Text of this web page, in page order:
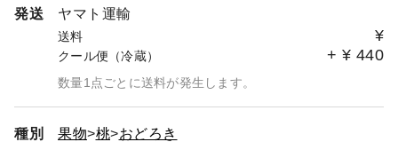
発送 ヤマト運輸
送料 ¥
クール便（冷蔵） + ¥ 440
数量1点ごとに送料が発生します。
種別 果物 桃 おどろき